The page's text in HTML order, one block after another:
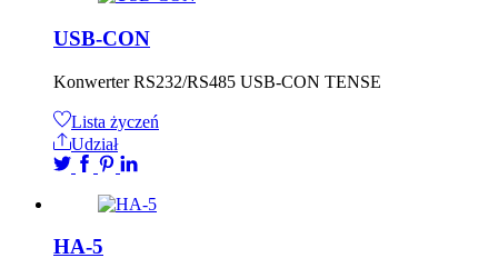
USB-CON
Konwerter RS232/RS485 USB-CON TENSE
Lista życzeń
Udział
HA-5